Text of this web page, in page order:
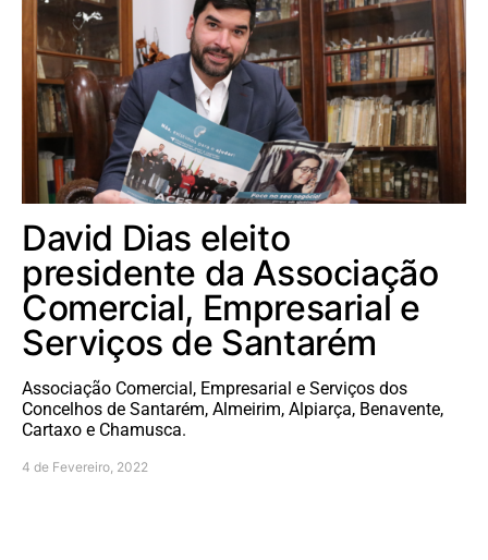
David Dias eleito
presidente da Associação
Comercial, Empresarial e
Serviços de Santarém
Associação Comercial, Empresarial e Serviços dos
Concelhos de Santarém, Almeirim, Alpiarça, Benavente,
Cartaxo e Chamusca.
4 de Fevereiro, 2022